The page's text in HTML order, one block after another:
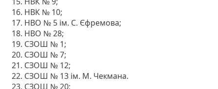
НВК № 10;
НВО № 5 ім. С. Єфремова;
НВО № 28;
СЗОШ № 1;
СЗОШ № 7;
СЗОШ № 12;
СЗОШ № 13 ім. М. Чекмана.
СЗОШ № 20;